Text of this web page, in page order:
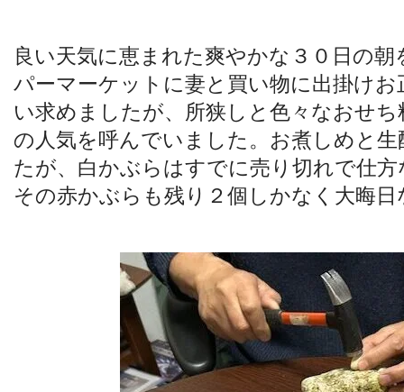
良い天気に恵まれた爽やかな３０日の
パーマーケットに妻と買い物に出掛け
い求めましたが、所狭しと色々なおせ
の人気を呼んでいました。お煮しめと
たが、白かぶらはすでに売り切れで仕
その赤かぶらも残り２個しかなく大晦